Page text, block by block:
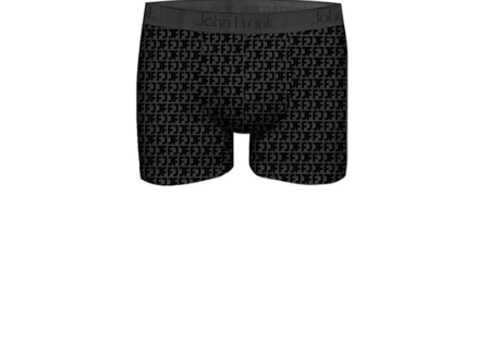
Jak nakupovat
Obchodní podmínky
Podmínky ochrany osobních údajů
Napište nám